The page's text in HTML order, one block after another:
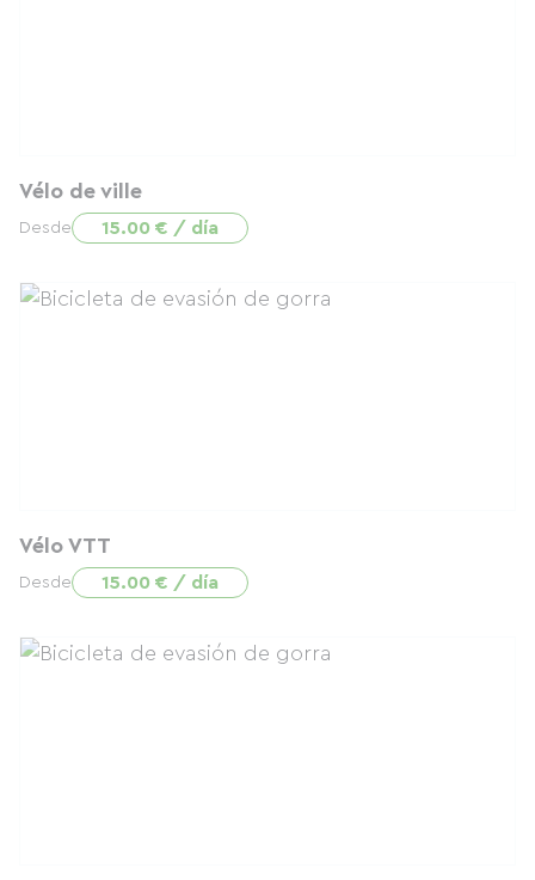
Vélo de ville
Desde 15.00 € / día
Vélo VTT
Desde 15.00 € / día